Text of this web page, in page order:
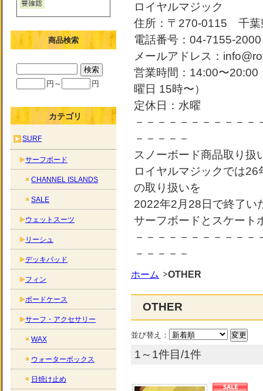
ロイヤルマジック
住所：〒270-0115 千葉
電話番号：04-7155-2000
メールアドレス：
営業時間：14:00〜20:00
曜日 15時〜）
定休日：水曜
－－－－－－－－－－
－－－－－
スノーボード商品取り扱
ロイヤルマジックでは
の取り扱いを
2022年2月28日で終了い
サーフボードとスケート
－－－－－－－－－－
－－－－－
ホーム OTHER
OTHER
並び替え：
1～1件目/1件
商品検索
円～ 円
カテゴリ
SURF
サーフボード
CHANNEL ISLANDS
SALE
ウェットスーツ
リーシュ
デッキパッド
フィン
ボードケース
サーフ・アクセサリー
WAX
ウォーターボックス
日焼け止め